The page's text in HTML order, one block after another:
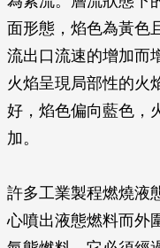
面形態，焰色為黃色
流出口流速的增加而
火焰呈現局部性的火
好，焰色偏向藍色，
加。
許多工業製程燃燒液
心噴出液態燃料而外